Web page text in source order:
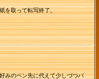
を取って転写終了。
みのペン先に代えて少しづつバ